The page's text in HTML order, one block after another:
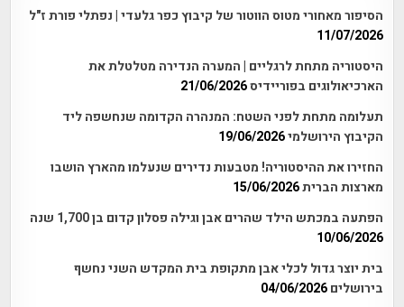
הסיפור מאחורי מטוס הווטור של קיבוץ כפר גלעדי | נפתלי פורת ז"ל
11/07/2026
היסטוריה מתחת לרגליים | המערה הנדירה מטלטלת את
הארכיאולוגים בפוריידיס21/06/2026
תעלומה מתחת לפני השטח: המנהרה הקדומה שנחשפה ליד
הקיבוץ הירושלמי19/06/2026
החזירו את ההיסטוריה! מטבעות נדירים שנעלמו מהארץ הושבו
מארצות הברית15/06/2026
הפתעה במכתש הילד שהרים אבן וגילה פסלון קדום בן 1,700 שנה
10/06/2026
בית יוצר גדול לכלי אבן מתקופת בית המקדש השני נחשף
בירושלים 04/06/2026